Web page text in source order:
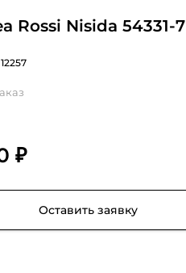
Rossi Nisida 54331-7
12257
₽
Оставить заявку